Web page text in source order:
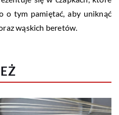
o tym pamiętać, aby uniknąć
wąskich beretów.